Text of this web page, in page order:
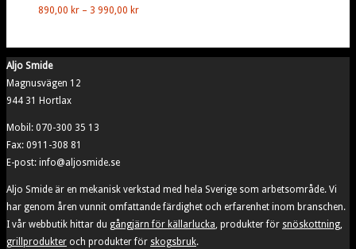
varianter.
olika
890,00 kr – 3 990,00 krPrisintervall:
Aljo Smide
Magnusvägen 12
944 31 Hortlax
Mobil: 070-300 35 13
Fax: 0911-308 81
E-post: info@aljosmide.se
Aljo Smide är en mekanisk verkstad med hela Sverige som arbetsområde. Vi
har genom åren vunnit omfattande färdighet och erfarenhet inom branschen.
I vår webbutik hittar du gångjärn för källarlucka, produkter för snöskottning,
grillprodukter och produkter för skogsbruk.